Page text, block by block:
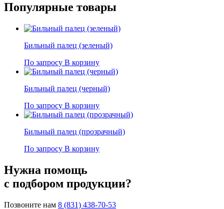
Популярные товары
Бильный палец (зеленый)
По запросу В корзину
Бильный палец (черный)
По запросу В корзину
Бильный палец (прозрачный)
По запросу В корзину
Нужна помощь
с подбором продукции?
Позвоните нам 8 (831) 438-70-53